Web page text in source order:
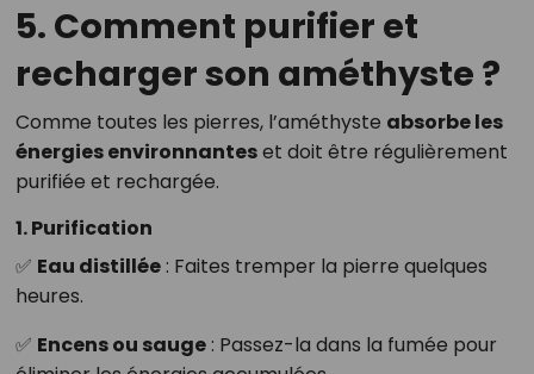
5. Comment purifier et
recharger son améthyste ?
Comme toutes les pierres, l’améthyste absorbe les
énergies environnanteset doit être régulièrement
purifiée et rechargée.
1. Purification
✅ Eau distillée: Faites tremper la pierre quelques
heures.
✅ Encens ou sauge: Passez-la dans la fumée pour